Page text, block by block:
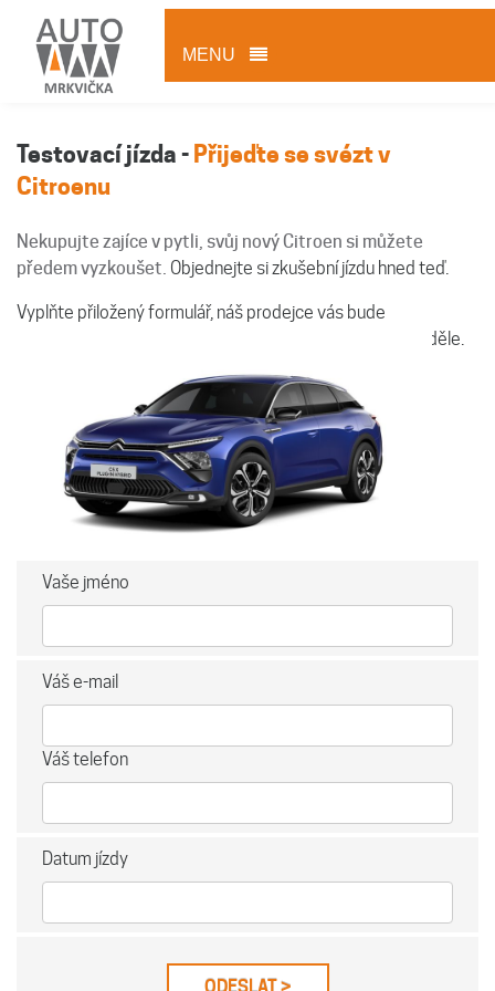
MENU
Testovací jízda - Přijeďte se svézt v
Citroenu
Nekupujte zajíce v pytli, svůj nový Citroen si můžete
předem vyzkoušet. Objednejte si zkušební jízdu hned teď.
Vyplňte přiložený formulář, náš prodejce vás bude
kontaktovat. Jsme vám k dispozici každý den kromě neděle.
Vaše jméno
Váš e-mail
Váš telefon
Datum jízdy